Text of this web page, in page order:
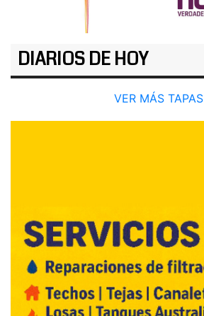
DIARIOS DE HOY
VER MÁS TAPAS